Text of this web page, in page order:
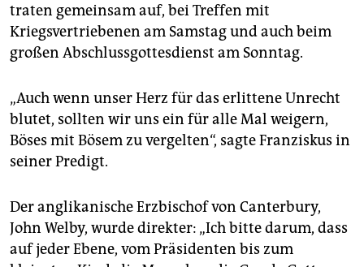
traten gemeinsam auf, bei Treffen mit
Kriegsvertriebenen am Samstag und auch beim
großen Abschlussgottesdienst am Sonntag.
„Auch wenn unser Herz für das erlittene Unrecht
blutet, sollten wir uns ein für alle Mal weigern,
Böses mit Bösem zu vergelten“, sagte Franziskus in
seiner Predigt.
Der anglikanische Erzbischof von Canterbury,
John Welby, wurde direkter: „Ich bitte darum, dass
auf jeder Ebene, vom Präsidenten bis zum